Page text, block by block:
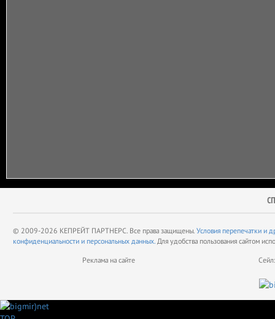
© 2009-2026 КЕПРЕЙТ ПАРТНЕРС. Все права защищены. Условия перепечатки и
конфиденциальности и персональных данных. Для удобства пользования сайтом
Реклама на сайте